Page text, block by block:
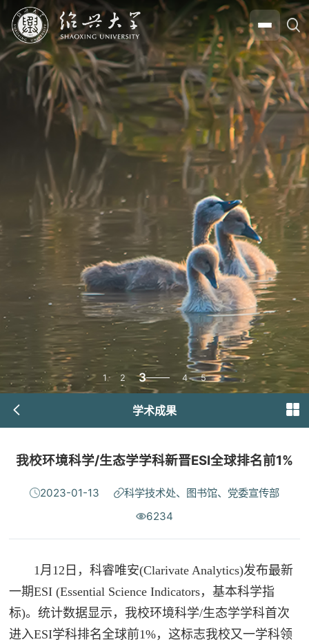
1 2 3 4 5
学术成果
我校环境科学/生态学学科新晋ESI全球排名前1%
2023-01-13
科学技术处、图书馆、党委宣传部
6234
1月12日，科睿唯安(Clarivate Analytics)发布最新
一期ESI (Essential Science Indicators，基本科学指
标)。统计数据显示，我校环境科学/生态学学科首次
进入ESI学科排名全球前1%，这标志我校又一学科领